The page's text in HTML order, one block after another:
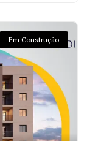
Em Construção